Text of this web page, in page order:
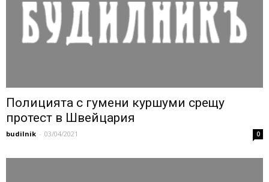
Полицията с гумени куршуми срещу
протест в Швейцария
budilnik - 03/04/2021 0